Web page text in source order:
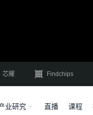
芯耀 Findchips
业研究 直播 课程